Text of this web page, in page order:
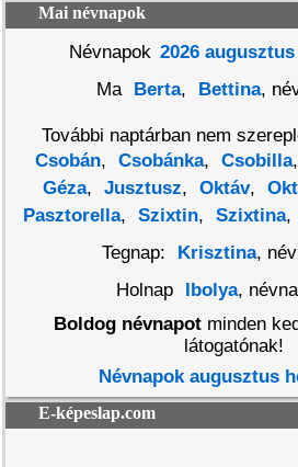
Mai névnapok
Névnapok 2026 augusztus
Ma
Berta, Bettina,
További naptárban nem
Csobán, Csobánka, Csobilla,
Géza, Jusztusz, Oktáv,
Pasztorella, Szixtin, Szixtina,
Tegnap:
Krisztina,
Holnap
Ibolya,
Boldog névnapotminden
látogatónak!
Névnapok augusztus
E-képeslap.com